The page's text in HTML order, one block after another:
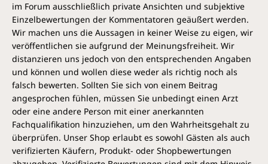
im Forum ausschließlich private Ansichten und subjektive
Einzelbewertungen der Kommentatoren geäußert werden.
Wir machen uns die Aussagen in keiner Weise zu eigen, wir
veröffentlichen sie aufgrund der Meinungsfreiheit. Wir
distanzieren uns jedoch von den entsprechenden Angaben
und können und wollen diese weder als richtig noch als
falsch bewerten. Sollten Sie sich von einem Beitrag
angesprochen fühlen, müssen Sie unbedingt einen Arzt
oder eine andere Person mit einer anerkannten
Fachqualifikation hinzuziehen, um den Wahrheitsgehalt zu
überprüfen. Unser Shop erlaubt es sowohl Gästen als auch
verifizierten Käufern, Produkt- oder Shopbewertungen